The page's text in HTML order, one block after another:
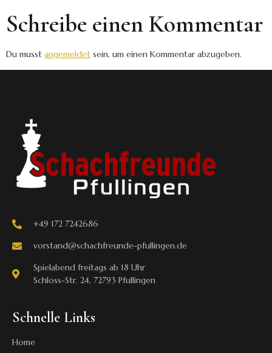
Schreibe einen Kommentar
Du musst angemeldet sein, um einen Kommentar abzugeben.
+49 172 7242686
vorstand@schachfreunde-pfullingen.de
Spielabend freitags ab 18 Uhr
Schloss-Str. 24, 72793 Pfullingen
Schnelle Links
Home